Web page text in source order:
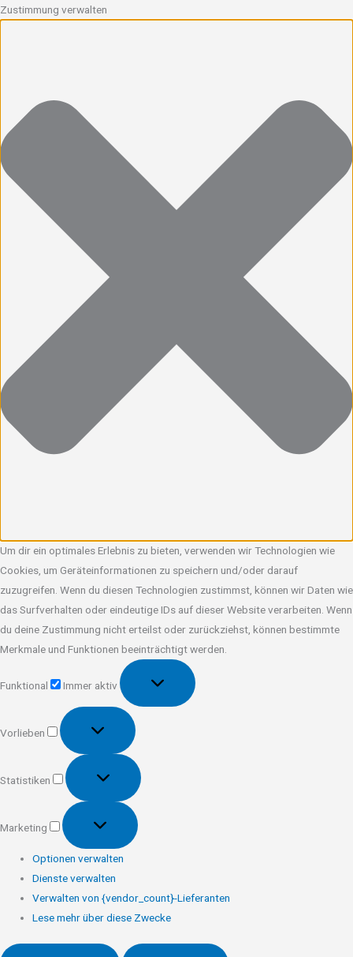
Zustimmung verwalten
Um dir ein optimales Erlebnis zu bieten, verwenden wir Technologien wie
Cookies, um Geräteinformationen zu speichern und/oder darauf
zuzugreifen. Wenn du diesen Technologien zustimmst, können wir Daten wie
das Surfverhalten oder eindeutige IDs auf dieser Website verarbeiten. Wenn
du deine Zustimmung nicht erteilst oder zurückziehst, können bestimmte
Merkmale und Funktionen beeinträchtigt werden.
Funktional
Immer aktiv
Vorlieben
Vorlieben
Statistiken
Statistiken
Marketing
Marketing
Optionen verwalten
Dienste verwalten
Verwalten von {vendor_count}-Lieferanten
Lese mehr über diese Zwecke